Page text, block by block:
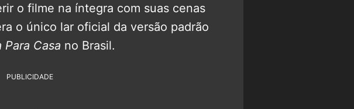
o filme na íntegra com suas cenas
o único lar oficial da versão padrão
Casa no Brasil.
PUBLICIDADE